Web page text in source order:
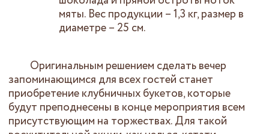
мяты. Вес продукции – 1,3 кг, размер в
диаметре – 25 см.
Оригинальным решением сделать вечер
запоминающимся для всех гостей станет
приобретение клубничных букетов, которые
будут преподнесены в конце мероприятия всем
присутствующим на торжествах. Для такой